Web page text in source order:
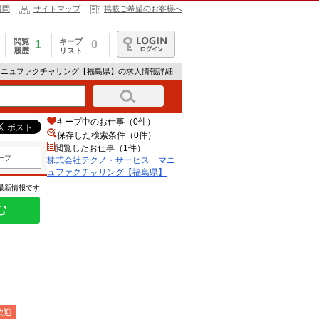
問 サイトマップ 掲載ご希望のお客様へ
閲覧
履歴
1
キープ
リスト
0
ログイン
ュファクチャリング【福島県】の求人情報詳細
プ
新情報です
迎
キープ中のお仕事（0件）
保存した検索条件（0件）
閲覧したお仕事（1件）
株式会社テクノ・サービス マニ
ュファクチャリング【福島県】